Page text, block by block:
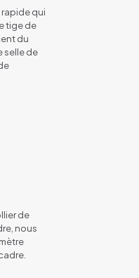
rapide qui
tige de
du
selle de
de
nous